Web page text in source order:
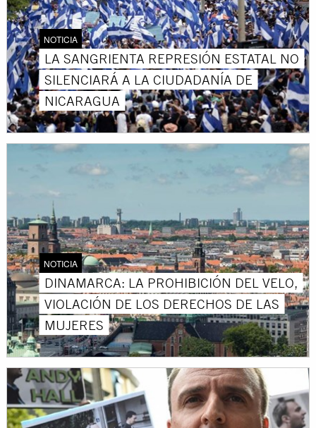
NOTICIA
LA SANGRIENTA REPRESIÓN ESTATAL NO
SILENCIARÁ A LA CIUDADANÍA DE
NICARAGUA
NOTICIA
DINAMARCA: LA PROHIBICIÓN DEL VELO,
VIOLACIÓN DE LOS DERECHOS DE LAS
MUJERES